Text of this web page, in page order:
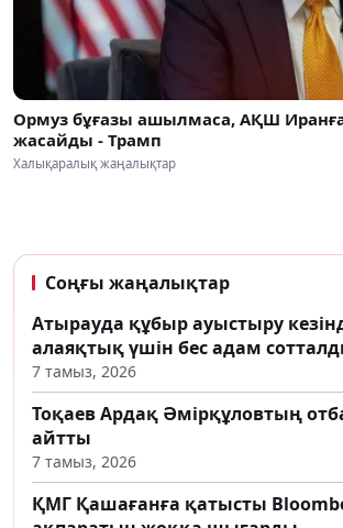
Ормуз бұғазы ашылмаса, АҚШ
жасайды - Трамп
Халықаралық жаңалықтар
Соңғы жаңалықтар
Атырауда құбыр ауыстыру
алаяқтық үшін бес адам
7 тамыз, 2026
Тоқаев Ардақ Әмірқұловтың
айтты
7 тамыз, 2026
ҚМГ Қашағанға қатысты